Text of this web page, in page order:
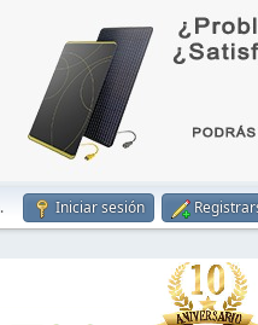
. Iniciar sesión